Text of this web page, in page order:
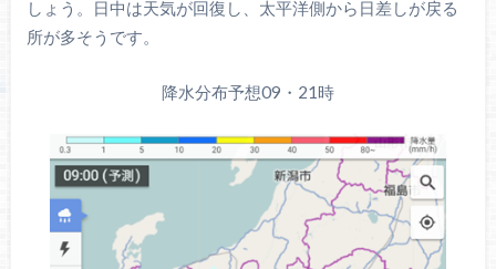
しょう。日中は天気が回復し、太平洋側から日差しが戻る
所が多そうです。
降水分布予想09・21時